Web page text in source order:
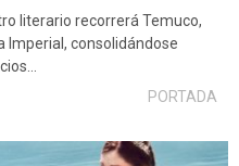
literario recorrerá Temuco,
Imperial, consolidándose
PORTADA